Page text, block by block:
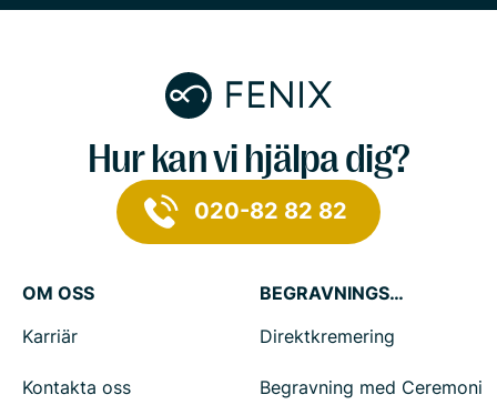
Hur kan vi hjälpa dig?
020-82 82 82
OM OSS
Karriär
Kontakta oss
BEGRAVNINGSTJÄNSTER
Direktkremering
Begravning med Ceremoni